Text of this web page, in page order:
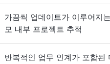
가끔씩 업데이트가 이루어지
모 내부 프로젝트 추적
반복적인 업무 인계가 포함된